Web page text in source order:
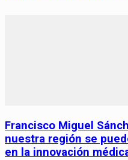
Francisco Miguel
nuestra región se
en la innovación